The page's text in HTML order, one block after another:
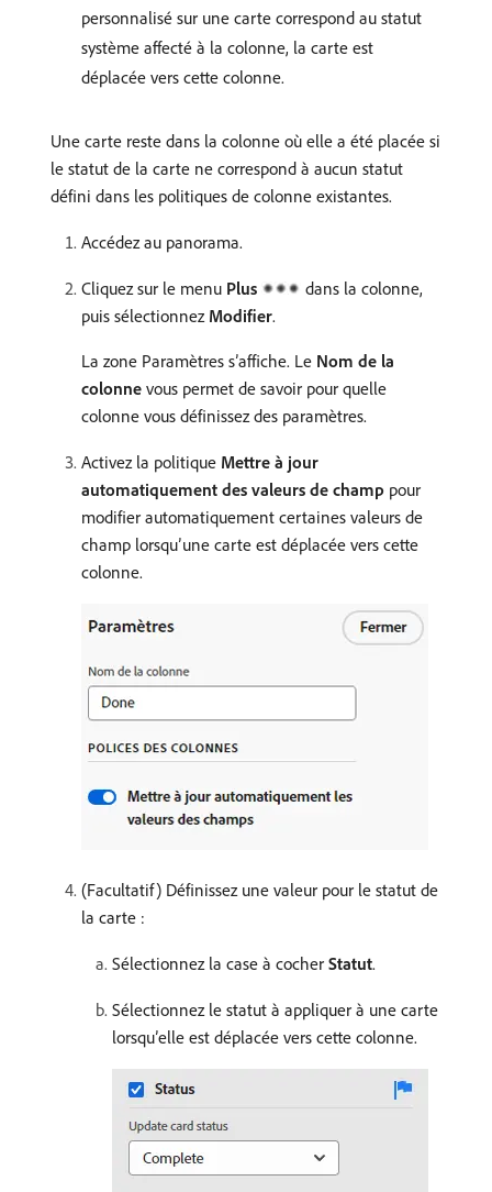
personnalisé sur une carte correspond au statut
système affecté à la colonne, la carte est
déplacée vers cette colonne.
Une carte reste dans la colonne où elle a été placée si
le statut de la carte ne correspond à aucun statut
défini dans les politiques de colonne existantes.
Accédez au panorama.
Cliquez sur le menu Plus
dans la colonne,
puis sélectionnez Modifier.
La zone Paramètres s’affiche. Le Nom de la
colonne vous permet de savoir pour quelle
colonne vous définissez des paramètres.
Activez la politique Mettre à jour
automatiquement des valeurs de champ pour
modifier automatiquement certaines valeurs de
champ lorsqu’une carte est déplacée vers cette
colonne.
(Facultatif) Définissez une valeur pour le statut de
la carte :
Sélectionnez la case à cocher Statut.
Sélectionnez le statut à appliquer à une carte
lorsqu’elle est déplacée vers cette colonne.